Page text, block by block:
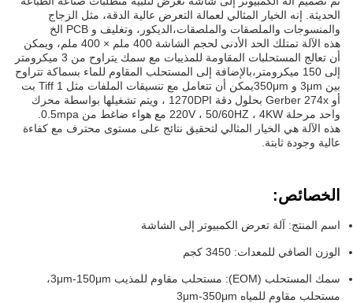
الحديثة. إنه الخيار المثالي لعمالة التعرض عالية الدقة، مثل الزجاج
والمنسوجات والملصقات والملصقات،الديكور، وتغليف و PCB الخ
هذه الآلة تمتلك الحد الأدنى لحجم الشاشة 400 ملم × 400 ملم، ويمكن
أن تعالج المستحلبات المقاومة للمذيبات مع سمك يتراوح من 3 ميكرومتر
إلى 150 ميكرومتر،بالإضافة إلى المستحلب المقاوم للماء بسماكة تتراوح
بين 3μm و 350μmيمكن أن تتعامل مع تنسيقات الملفات مثل Tiff 1 بت
أو Gerber 274x بحلول دقة 1270DPI ، ويتم تشغيلها بواسطة محرك
واحد مرحلة 220V ، 50/60HZ ، 4KW مع هواء ضاغط من 0.5mpa.
هذه الآلة هي الخيار المثالي لتحقيق نتائج على مستوى محترف مع كفاءة
عالية وجودة ثابتة.
الخصائص:
اسم المنتج: آلة تعرض الكمبيوتر إلى الشاشة
الوزن الصافي للمعدات: 3450 كجم
سمك المستحلب (EOM): مستحلب مقاوم للمذيب 3μm-150μm،
مستحلب مقاوم للمياه 3μm-350μm